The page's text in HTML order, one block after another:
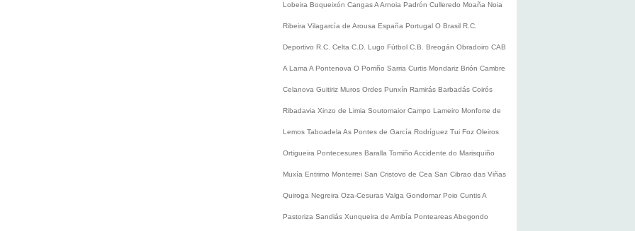
Lobeira Boqueixón CangasA Arnoia Padrón Culleredo Moaña Noia
Ribeira Vilagarcía de Arousa España Portugal O Brasil R.C.
Deportivo R.C. Celta C.D. Lugo Fútbol C.B. Breogán Obradoiro CAB
A Lama A Pontenova O Porriño Sarria Curtis Mondariz Brión Cambre
Celanova Guitiriz Muros Ordes Punxín Ramirás Barbadás Coirós
Ribadavia Xinzo de Limia Soutomaior Campo Lameiro Monforte de
Lemos Taboadela As Pontes de García Rodríguez Tui Foz Oleiros
Ortigueira Pontecesures Baralla Tomiño Accidente do Marisquiño
Muxía Entrimo Monterrei San Cristovo de Cea San Cibrao das Viñas
Quiroga Negreira Oza-Cesuras Valga Gondomar Poio CuntisA
Pastoriza Sandiás Xunqueira de Ambía PonteareasAbegondo